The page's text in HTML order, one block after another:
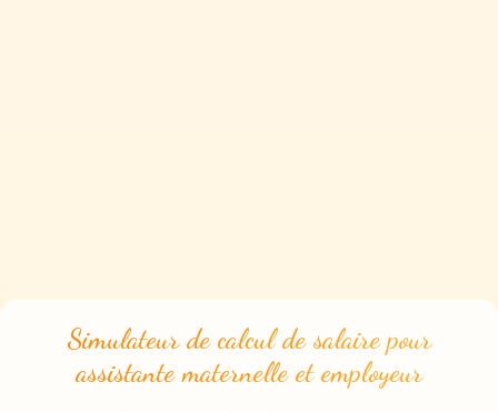
Simulateur de calcul de salaire pour
assistante maternelle et employeur